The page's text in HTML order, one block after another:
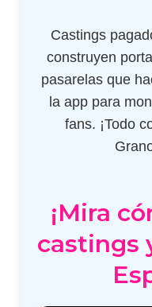
Castings
construyen
pasarelas que
la app para
fans. ¡Todo
¡Mira
castings